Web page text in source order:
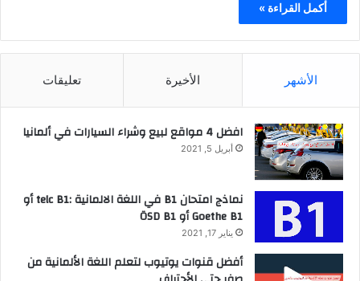
أكمل القراءة »
الأشهر الأخيرة تعليقات
افضل 4 مواقع لبيع وشراء السيارات في ألمانيا
أبريل 5, 2021
نماذج امتحان B1 في اللغة الالمانية :telc B1 أو
Goethe B1 أو ÖSD B1
يناير 17, 2021
أفضل قنوات يوتيوب لتعلم اللغة الألمانية من